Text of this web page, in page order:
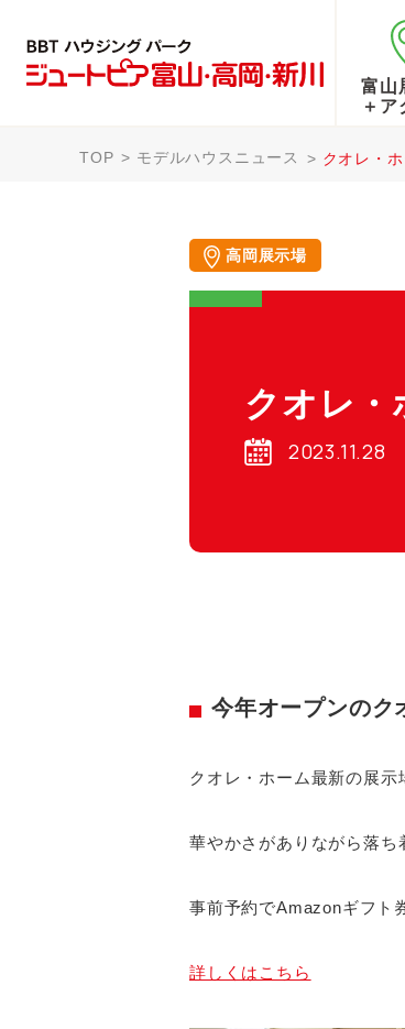
富山
＋ア
TOP モデルハウスニュース クオレ・
高岡展示場
クオレ・
2023.11.28
今年オープンのク
クオレ・ホーム最新の展
華やかさがありながら落ち
事前予約でAmazonギフト
詳しくはこちら